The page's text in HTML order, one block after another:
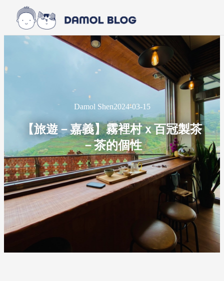
Skip to main content
Damol Shen2024-03-15
【旅遊－嘉義】霧裡村ｘ百冠製茶
－茶的個性